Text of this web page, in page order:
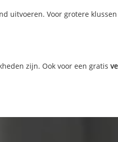
uitvoeren. Voor grotere
zijn. Ook voor een gratis